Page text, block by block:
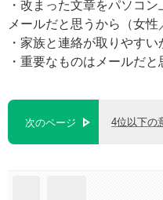
・改まった文章をパソコ
メールだと思うから（女性
・家族と連絡が取りやす
・重要なものはメールだ
次のページ 4位以下の